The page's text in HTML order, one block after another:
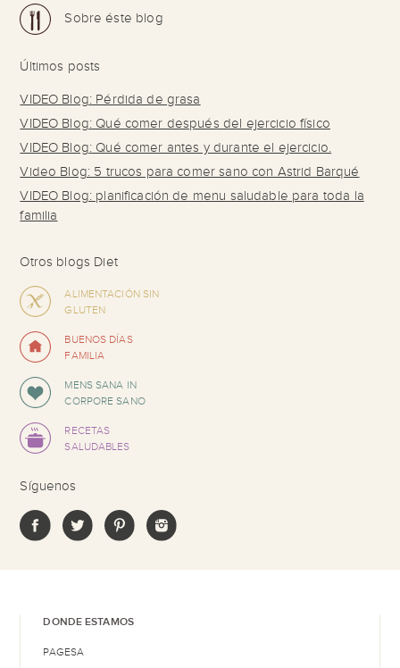
Sobre éste blog
Últimos posts
VIDEO Blog: Pérdida de grasa
VIDEO Blog: Qué comer después del ejercicio físico
VIDEO Blog: Qué comer antes y durante el ejercicio.
Video Blog: 5 trucos para comer sano con Astrid Barqué
VIDEO Blog: planificación de menu saludable para toda la
familia
Otros blogs Diet
ALIMENTACIÓN SIN
GLUTEN
BUENOS DÍAS
FAMILIA
MENS SANA IN
CORPORE SANO
RECETAS
SALUDABLES
Síguenos
DONDE ESTAMOS
PAGESA